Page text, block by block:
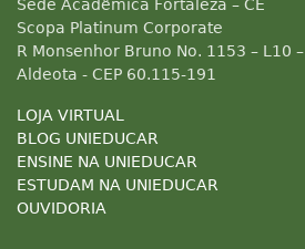
Sede Acadêmica Fortaleza – CE
Scopa Platinum Corporate
R Monsenhor Bruno No. 1153 – L10 –
Aldeota - CEP 60.115-191
LOJA VIRTUAL
BLOG UNIEDUCAR
ENSINE NA UNIEDUCAR
ESTUDAM NA UNIEDUCAR
OUVIDORIA